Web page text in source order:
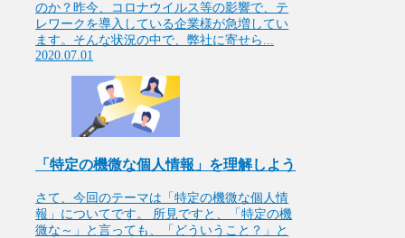
のか？昨今、コロナウイルス等の影響で、テ
レワークを導入している企業様が急増してい
ます。そんな状況の中で、弊社に寄せら...
2020.07.01
「特定の機微な個人情報」を理解しよう
さて、今回のテーマは「特定の機微な個人情
報」についてです。 所見ですと、「特定の機
微な～」と言っても、「どういうこと？」と